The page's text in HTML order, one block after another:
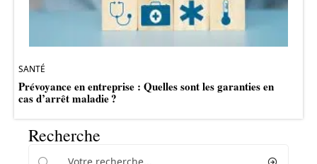
SANTÉ
Prévoyance en entreprise : Quelles sont les garanties en
cas d’arrêt maladie ?
Recherche